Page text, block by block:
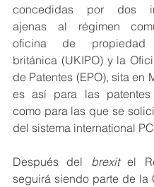
concedidas por dos
ajenas al régimen
oficina de propiedad
británica (UKIPO) y la
de Patentes (EPO), sita en
es así para las patentes
como para las que se
del sistema international
Después del brexit el
seguirá siendo parte de la